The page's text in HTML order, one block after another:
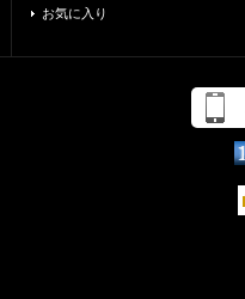
お気に入り